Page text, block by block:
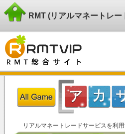
RMT (リアルマネートレ
リアルマネートレードサービスを利